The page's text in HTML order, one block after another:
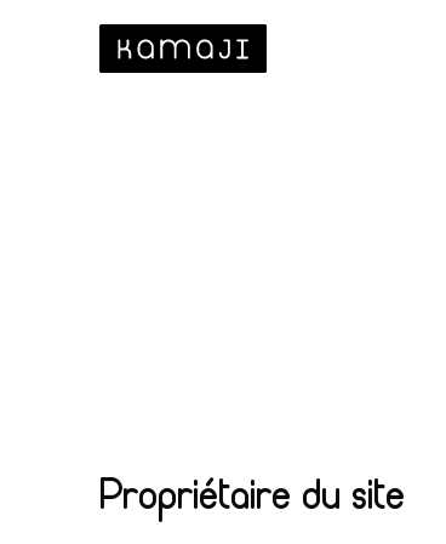
Propriétaire du site